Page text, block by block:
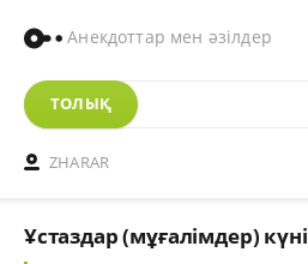
Анекдоттар мен әзілдер
ТОЛЫҚ
ZHARAR
Ұстаздар (мұғалімдер) күні